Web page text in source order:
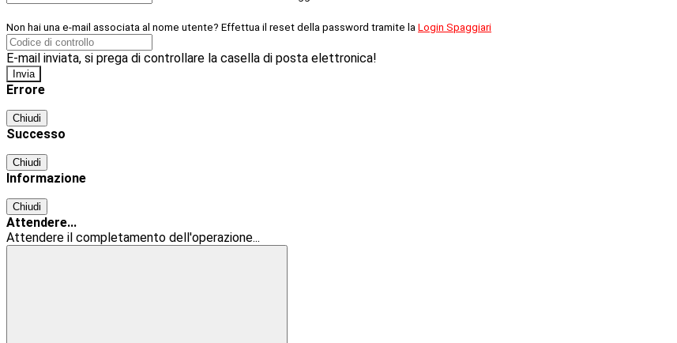
Non hai una e-mail associata al nome utente? Effettua il reset della password tramite la Login Spaggiari
E-mail inviata, si prega di controllare la casella di posta elettronica!
Errore
Chiudi
Successo
Chiudi
Informazione
Chiudi
Attendere...
Attendere il completamento dell'operazione...